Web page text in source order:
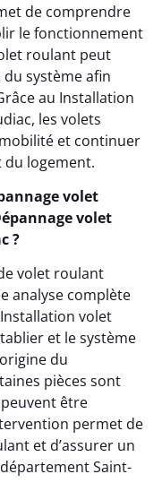
de comprendre
le fonctionnement
roulant peut
système afin
au Installation
les volets
et continuer
du logement.
volet
volet
?
volet roulant
analyse complète
volet
et le système
du
pièces sont
être
permet de
et d’assurer un
Saint-